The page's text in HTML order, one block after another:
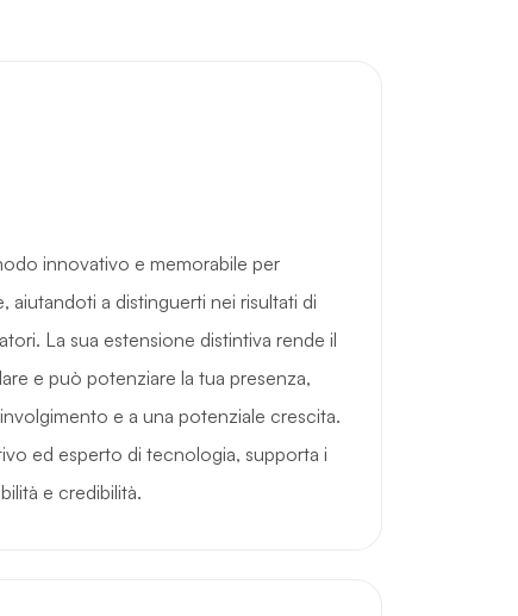
innovativo e memorabile per
aiutandoti a distinguerti nei risultati di
La sua estensione distintiva rende il
e può potenziare la tua presenza,
e a una potenziale crescita.
ed esperto di tecnologia, supporta i
e credibilità.